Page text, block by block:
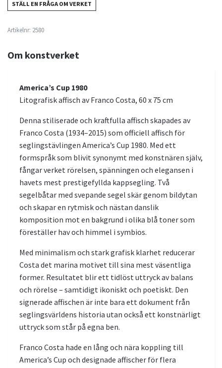
STÄLL EN FRÅGA OM VERKET
Artikelnr: 2580
Om konstverket
America’s Cup 1980
Litografisk affisch av Franco Costa, 60 x 75 cm
Denna stiliserade och kraftfulla affisch skapades av
Franco Costa (1934–2015) som officiell affisch för
seglingstävlingen America’s Cup 1980. Med ett
formspråk som blivit synonymt med konstnären själv,
fångar verket rörelsen, spänningen och elegansen i
havets mest prestigefyllda kappsegling. Två
segelbåtar med svepande segel skär genom bildytan
och skapar en rytmisk och nästan danslik
komposition mot en bakgrund i olika blå toner som
föreställer hav och himmel i symbios.
Med minimalism och stark grafisk klarhet reducerar
Costa det marina motivet till sina mest väsentliga
former. Resultatet blir ett tidlöst uttryck av balans
och rörelse – samtidigt ikoniskt och poetiskt. Den
signerade affischen är inte bara ett dokument från
seglingsvärldens historia utan också ett konstnärligt
uttryck som står på egna ben.
Franco Costa hade en lång och nära koppling till
America’s Cup och designade affischer för flera